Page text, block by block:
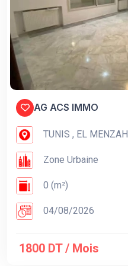
AG ACS IMMO
TUNIS , EL MENZAH
Zone Urbaine
0 (m²)
04/08/2026
1800 DT / Mois